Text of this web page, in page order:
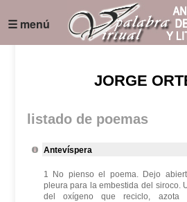
☰ menú
JORGE
listado de poemas
Antevíspera
1 No pienso el poema. Dejo
pleura para la embestida del siroco.
del oxígeno que reciclo, azota